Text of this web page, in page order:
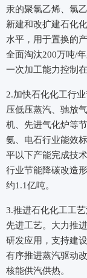
汞的聚氯乙烯、氯
新建和改扩建石化
水平，用于置换的
全面淘汰200万吨/
一次加工能力控制
2.加快石化化工行
压低压蒸汽、驰放
机、先进气化炉等
氨、电石行业能效
平以下产能完成技
行业节能降碳改造
约1.1亿吨。
3.推进石化化工工
先进工艺。大力推
研发应用，支持建
有序推进蒸汽驱动
核能供汽供热。